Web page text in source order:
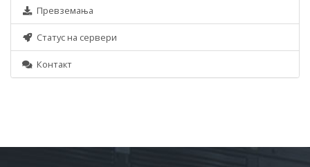
Превземања
Статус на сервери
Контакт